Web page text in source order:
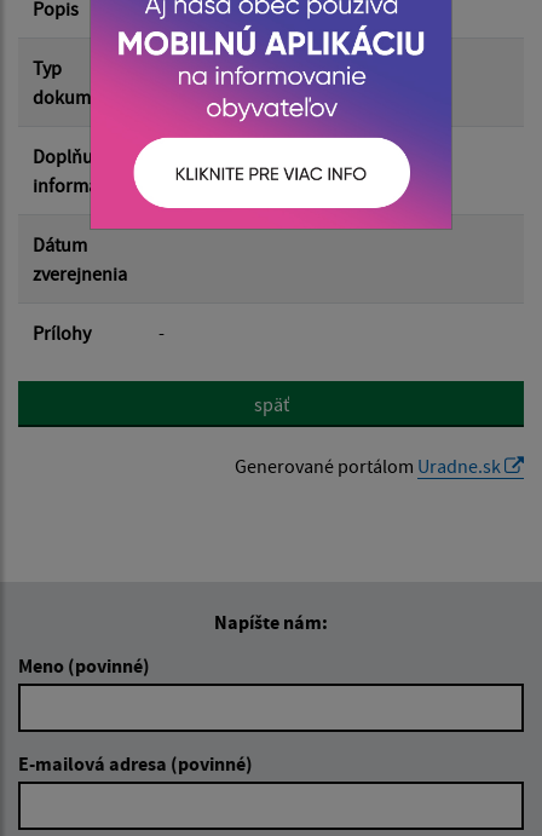
Filtrovať Reset
Popis
Typ
dokumentu
Doplňujúce
informácie
Dátum
zverejnenia
Prílohy -
späť
Generované portálom Uradne.sk
Napíšte nám:
Meno (povinné)
E-mailová adresa (povinné)